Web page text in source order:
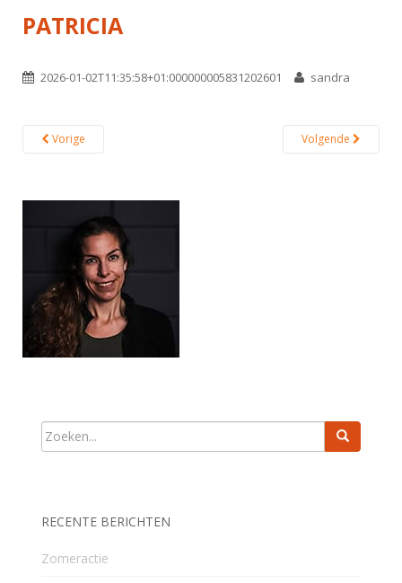
PATRICIA
2026-01-02T11:35:58+01:000000005831202601 sandra
Vorige Volgende
RECENTE BERICHTEN
Zomeractie